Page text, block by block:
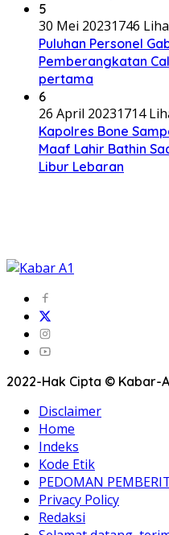
5
30 Mei 20231746
Puluhan Personel
Pemberangkatan
pertama
6
26 April 20231714
Kapolres Bone
Maaf Lahir Bathin
Libur Lebaran
2022-Hak Cipta © Kabar-
Disclaimer
Home
Indeks
Kode Etik
PEDOMAN
Privacy Policy
Redaksi